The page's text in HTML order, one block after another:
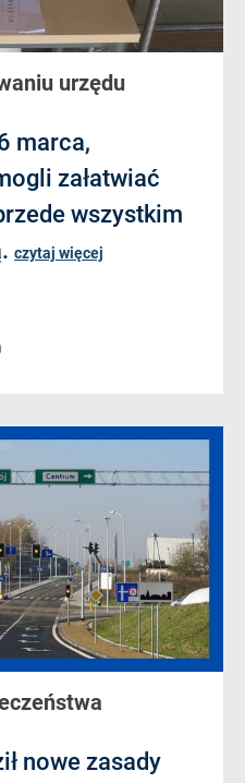
urzędu
marca,
załatwiać
wszystkim
czytaj więcej
nowe zasady